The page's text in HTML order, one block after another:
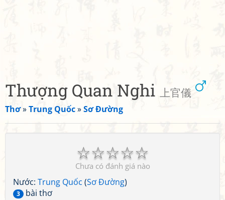
Thượng Quan Nghi 上官儀
Thơ»Trung Quốc»Sơ Đường
☆
☆
☆
☆
☆
Chưa có đánh giá nào
Nước: Trung Quốc (Sơ Đường)
3
bài thơ